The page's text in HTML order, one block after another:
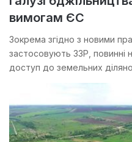
вимогам ЄС
Зокрема згідно з новими
застосовують ЗЗР, повинні
доступ до земельних